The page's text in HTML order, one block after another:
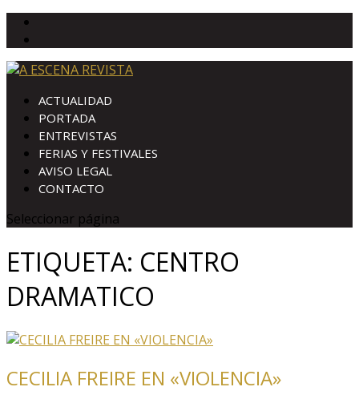
ACTUALIDAD
PORTADA
ENTREVISTAS
FERIAS Y FESTIVALES
AVISO LEGAL
CONTACTO
Seleccionar página
ETIQUETA: CENTRO
DRAMATICO
CECILIA FREIRE EN «VIOLENCIA»